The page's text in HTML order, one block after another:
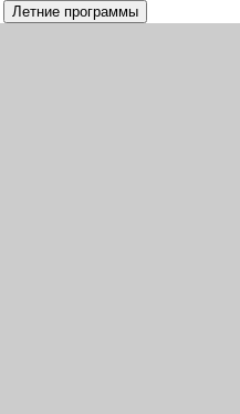
Летние программы